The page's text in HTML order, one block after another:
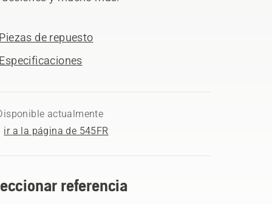
Piezas de repuesto
Especificaciones
actualmente
ir a la página de 545FR
referencia